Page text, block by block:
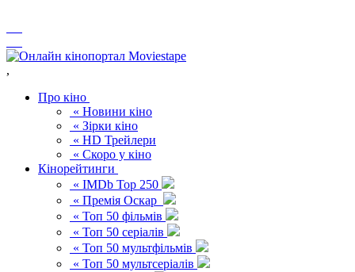
,
Про кіно
« Новини кіно
« Зірки кіно
« HD Трейлери
« Скоро у кіно
Кінорейтинги
« IMDb Top 250
« Премія Оскар
« Топ 50 фільмів
« Топ 50 серіалів
« Топ 50 мультфільмів
« Топ 50 мультсеріалів